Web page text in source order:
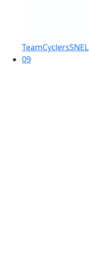
TeamCyclersSNEL
09